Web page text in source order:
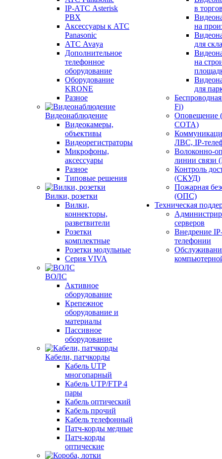
IP-АТС Asterisk
PBX
Аксессуары к АТС
Panasonic
АТС Avaya
Дополнительное
телефонное
оборудование
Оборудование
KRONE
Разное
Видеонаблюдение
Видеокамеры,
объективы
Видеорегистраторы
Микрофоны,
аксессуары
Разное
Типовые решения
Вилки, розетки
Вилки,
коннекторы,
разветвители
Розетки
комплектные
Розетки модульные
Серия VIVA
ВОЛС
Активное
оборудование
Крепежное
оборудование и
материалы
Пассивное
оборудование
Кабели, патчкорды
Кабель UTP
многопарный
Кабель UTP/FTP 4
пары
Кабель оптический
Кабель прочий
Кабель телефонный
Патч-корды медные
Патч-корды
оптические
в
на
для
на
для
Fi)
СОТА)
ЛВС, IP-
Волоконно-
линии
Контроль
(СКУД)
Пожарная
(ОПС)
Техническая
серверов
Внедрение
телефонии